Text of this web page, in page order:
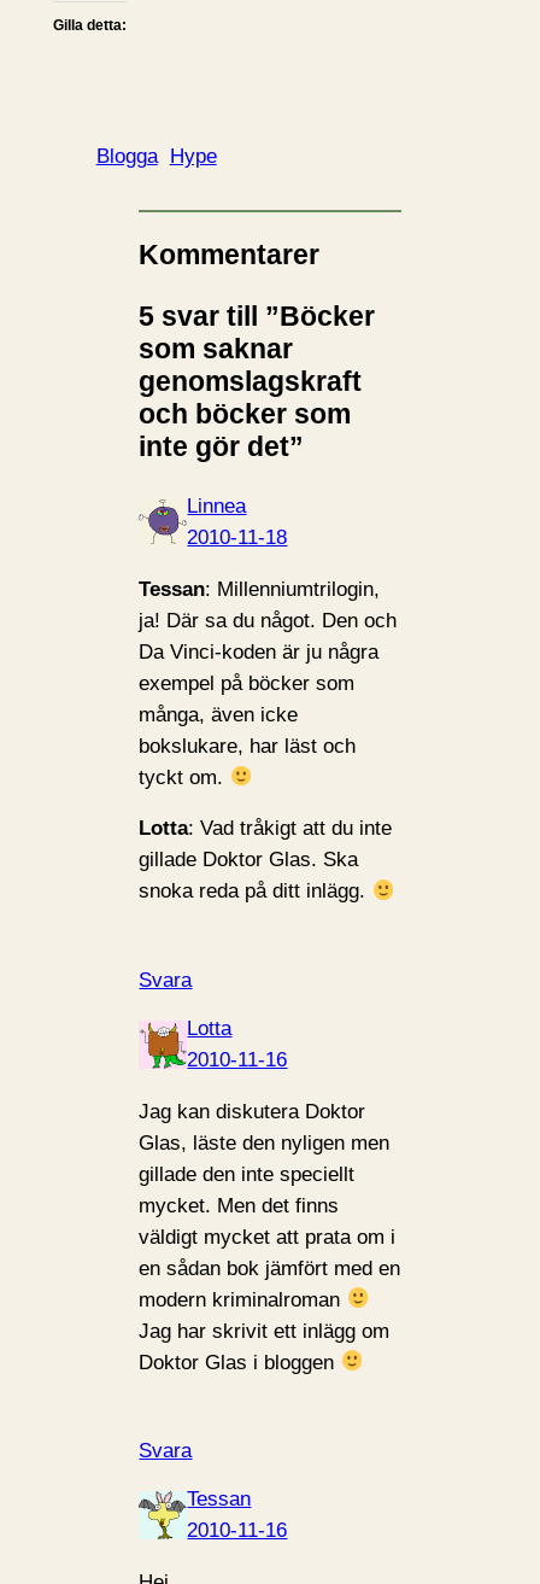
Gilla detta:
Blogga Hype
Kommentarer
5 svar till ”Böcker
som saknar
genomslagskraft
och böcker som
inte gör det”
Linnea
2010-11-18
Tessan: Millenniumtrilogin,
ja! Där sa du något. Den och
Da Vinci-koden är ju några
exempel på böcker som
många, även icke
bokslukare, har läst och
tyckt om.
Lotta: Vad tråkigt att du inte
gillade Doktor Glas. Ska
snoka reda på ditt inlägg.
Svara
Lotta
2010-11-16
Jag kan diskutera Doktor
Glas, läste den nyligen men
gillade den inte speciellt
mycket. Men det finns
väldigt mycket att prata om i
en sådan bok jämfört med en
modern kriminalroman
Jag har skrivit ett inlägg om
Doktor Glas i bloggen
Svara
Tessan
2010-11-16